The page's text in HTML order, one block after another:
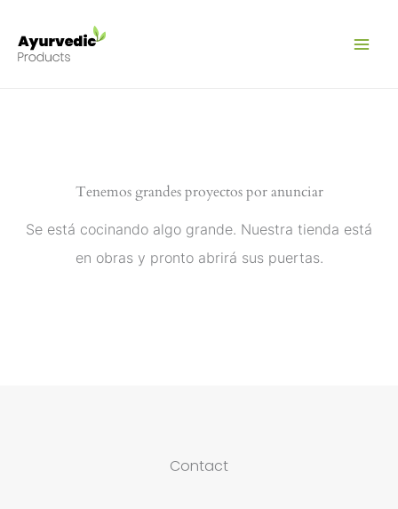
Tenemos grandes proyectos por anunciar
Se está cocinando algo grande. Nuestra tienda está
en obras y pronto abrirá sus puertas.
Contact